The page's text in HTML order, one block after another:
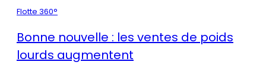
Flotte 360°
Bonne nouvelle : les ventes de poids
lourds augmentent